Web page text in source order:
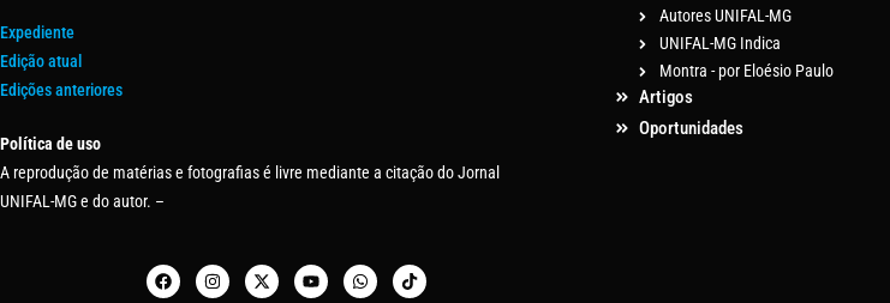
Expediente
Edição atual
Edições anteriores
Política de uso
A reprodução de matérias e fotografias é livre mediante a citação do Jornal
UNIFAL-MG e do autor. –
Autores UNIFAL-MG
UNIFAL-MG Indica
Montra - por Eloésio Paulo
Artigos
Oportunidades